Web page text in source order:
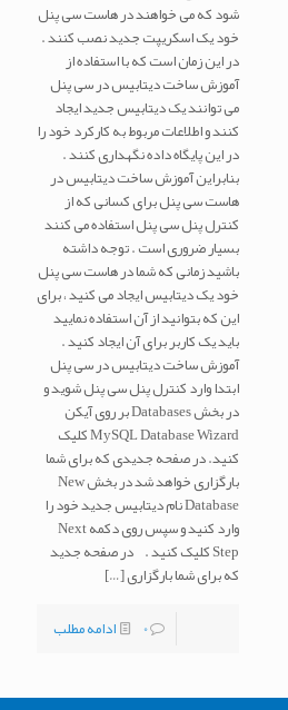
شود که می خواهند در هاست سی پنل
خود یک اسکریپت جدید نصب کنند .
در این زمان است که با استفاده از
آموزش ساخت دیتابیس در سی پنل
می توانند یک دیتابیس جدید ایجاد
کنند و اطلاعات مربوط به کارکرد خود را
در این پایگاه داده نگهداری کنند .
بنابراین آموزش ساخت دیتابیس در
هاست سی پنل برای کسانی که از
کنترل پنل سی پنل استفاده می کنند
بسیار ضروری است . توجه داشته
باشید زمانی که شما در هاست سی پنل
خود یک دیتابیس ایجاد می کنید ، برای
این که بتوانید از آن استفاده نمایید
باید یک کاربر برای آن ایجاد کنید .
آموزش ساخت دیتابیس در سی پنل
ابتدا وارد کنترل پنل سی پنل شوید و
در بخش Databases بر روی آیکن
MySQL Database Wizard کلیک
کنید. در صفحه جدیدی که برای شما
بارگزاری خواهد شد در بخش New
Database نام دیتابیس جدید خود را
وارد کنید و سپس روی دکمه Next
Step کلیک کنید . در صفحه جدید
که برای شما بارگزاری[…]
0
ادامه مطلب